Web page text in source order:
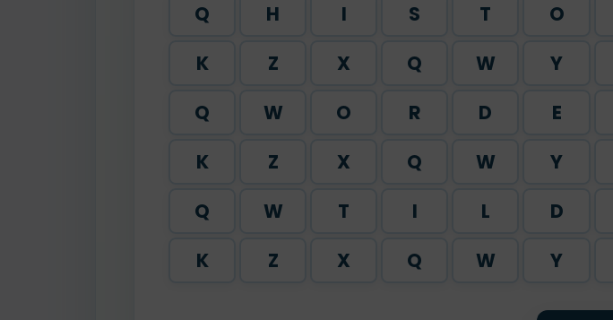
Q
H I S T O
K
Z X Q W Y
Q
W O R D E
K
Z X Q W Y
Q
W T I L D
K
Z X Q W Y